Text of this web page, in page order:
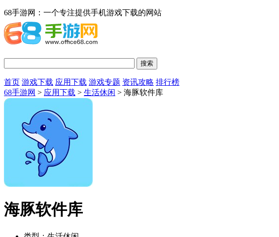
68手游网：一个专注提供手机游戏下载的网站
首页 游戏下载 应用下载 游戏专题 资讯攻略 排行榜
68手游网 > 应用下载 > 生活休闲 > 海豚软件库
海豚软件库